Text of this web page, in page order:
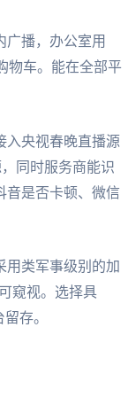
播，办公室用
物车。能在全部平
入央视春晚直播源
同时服务商能识
是否卡顿、微信
用类军事级别的加
窥视。选择具
存。